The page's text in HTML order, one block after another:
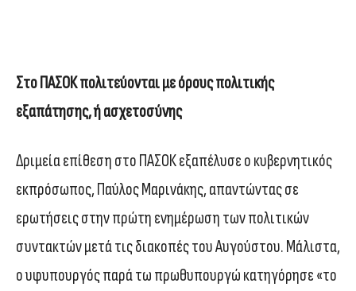
Στο ΠΑΣΟΚ πολιτεύονται με όρους πολιτικής
εξαπάτησης, ή ασχετοσύνης
Δριμεία επίθεση στο ΠΑΣΟΚ εξαπέλυσε ο κυβερνητικός
εκπρόσωπος, Παύλος Μαρινάκης, απαντώντας σε
ερωτήσεις στην πρώτη ενημέρωση των πολιτικών
συντακτών μετά τις διακοπές του Αυγούστου. Μάλιστα,
ο υφυπουργός παρά τω πρωθυπουργώ κατηγόρησε «το